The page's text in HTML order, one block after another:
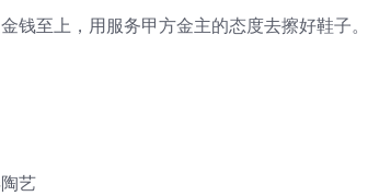
钱至上，用服务甲方金主的态度去擦好鞋子。
艺